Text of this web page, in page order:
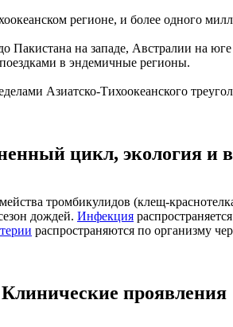
регионе, и более одного
Пакистана на западе, Австралии на
в эндемичные регионы.
Азиатско-Тихоокеанского
цикл, экология и
тромбикулидов (клещ-
дождей. Инфекция
распространяются по организму
Клинические проявления